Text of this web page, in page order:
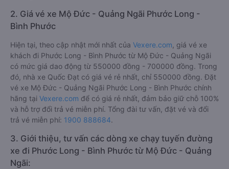
2. Giá vé xe Mộ Đức - Quảng Ngãi Phước Long -
Bình Phước
Hiện tại, theo cập nhật mới nhất của Vexere.com , giá vé xe
khách đi Phước Long - Bình Phước từ Mộ Đức - Quảng Ngãi
có mức giá dao động từ 550000 đồng - 700000 đồng. Trong
đó, nhà xe Quốc Đạt có giá vé rẻ nhất, chỉ 550000 đồng. Đặt
vé xe Mộ Đức - Quảng Ngãi Phước Long - Bình Phước chính
hãng tại Vexere.com để có giá rẻ nhất, đảm bảo giữ chỗ 100%
và hỗ trợ đổi trả vé miễn phí. Tổng đài tư vấn, đặt vé và đổi
trả vé miễn phí: 1900 888684.
3. Giới thiệu, tư vấn các dòng xe chạy tuyến đường
xe đi Phước Long - Bình Phước từ Mộ Đức - Quảng
Ngãi: